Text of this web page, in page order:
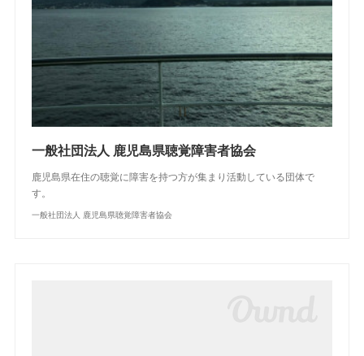
一般社団法人 鹿児島県聴覚障害者協会
鹿児島県在住の聴覚に障害を持つ方が集まり活動している団体で
す。
一般社団法人 鹿児島県聴覚障害者協会